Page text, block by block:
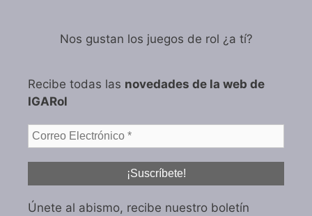
Nos gustan los juegos de rol ¿a tí?
Recibe todas las novedades de la web de
IGARol
Únete al abismo, recibe nuestro boletín